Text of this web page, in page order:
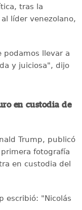
tras la
líder venezolano,
podamos llevar a
y juiciosa", dijo
en custodia de
Trump, publicó
fotografía
en custodia del
escribió: "Nicolás